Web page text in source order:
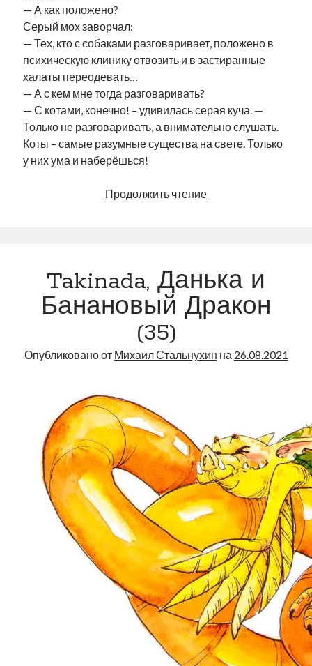
— А как положено?
Серый мох заворчал:
— Тех, кто с собаками разговаривает, положено в
психическую клинику отвозить и в застиранные
халаты переодевать…
— А с кем мне тогда разговаривать?
— С котами, конечно! – удивилась серая куча. —
Только не разговаривать, а внимательно слушать.
Коты – самые разумные существа на свете. Только
у них ума и наберёшься!
Продолжить чтениеTakinada,
(36)
Takinada, Данька и
Банановый Дракон
(35)
Опубликовано от Михаил Стальнухин на 26.08.2021